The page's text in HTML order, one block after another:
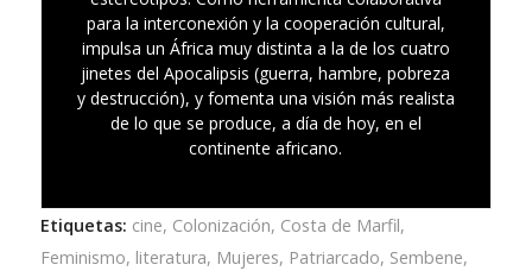
para la interconexión y la cooperación cultural,
impulsa un África muy distinta a la de los cuatro
jinetes del Apocalipsis (guerra, hambre, pobreza
y destrucción), y fomenta una visión más realista
de lo que se produce, a día de hoy, en el
continente africano.
Etiquetas: cine, Colonización, Costa de Marfil,
Feminismo, literatura, Mujeres, Patriarcado, Sembene,